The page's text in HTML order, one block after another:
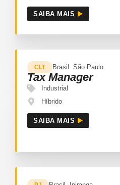
SAIBA MAIS
Brasil São Paulo
CLT
Tax Manager
Industrial
Híbrido
SAIBA MAIS